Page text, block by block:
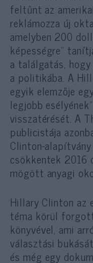
feltűnt az
reklámozza új
amelyben 200
képességre”
a találgatás, hogy
a politikába. A
egyik elemzője
legjobb esélyének”
visszatérését. A
publicistája
Clinton-
csökkentek 2016
mögött anyagi
Hillary Clinton az
téma körül
könyvével, ami
választási
és még egy